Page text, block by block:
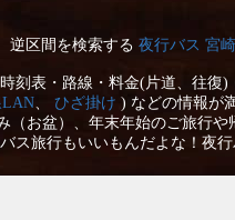
逆区間を検索する 夜行バス 宮
刻表・路線・料金(片道、往復
LAN、 ひざ掛け ) などの情報が
（お盆）、年末年始のご旅行
ス旅行もいいもんだよな！夜